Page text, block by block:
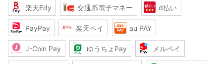
楽天Edy 交通系電子マネー d払い
PayPay 楽天ペイ au PAY
J-Coin Pay ゆうちょPay メルペイ